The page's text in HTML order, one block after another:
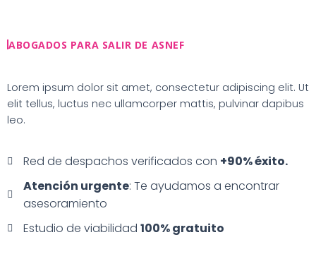
contenido
ABOGADOS PARA SALIR DE ASNEF
Lorem ipsum dolor sit amet, consectetur adipiscing elit. Ut
elit tellus, luctus nec ullamcorper mattis, pulvinar dapibus
leo.
Red de despachos verificados con +90% éxito.
Atención urgente: Te ayudamos a encontrar
asesoramiento
Estudio de viabilidad 100% gratuito